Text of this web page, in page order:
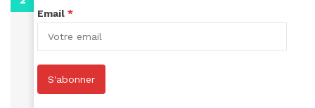
Email *
S'abonner